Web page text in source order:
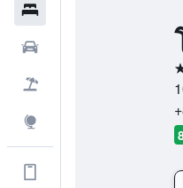
ดูข้อมูลเพิ่มเติมได้ในแ